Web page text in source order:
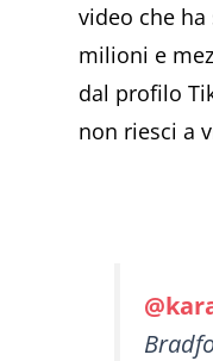
video che
milioni e
dal profilo
non riesci a